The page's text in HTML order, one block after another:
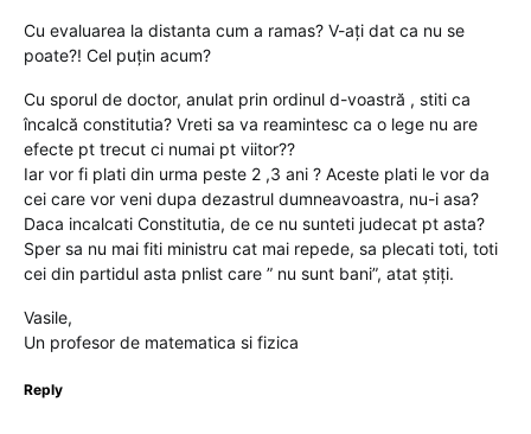
Cu evaluarea la distanta cum a ramas? V-ați dat ca nu se
poate?! Cel puțin acum?
Cu sporul de doctor, anulat prin ordinul d-voastră , stiti ca
încalcă constitutia? Vreti sa va reamintesc ca o lege nu are
efecte pt trecut ci numai pt viitor??
Iar vor fi plati din urma peste 2 ,3 ani ? Aceste plati le vor da
cei care vor veni dupa dezastrul dumneavoastra, nu-i asa?
Daca incalcati Constitutia, de ce nu sunteti judecat pt asta?
Sper sa nu mai fiti ministru cat mai repede, sa plecati toti, toti
cei din partidul asta pnlist care ” nu sunt bani”, atat știți.
Vasile,
Un profesor de matematica si fizica
Reply